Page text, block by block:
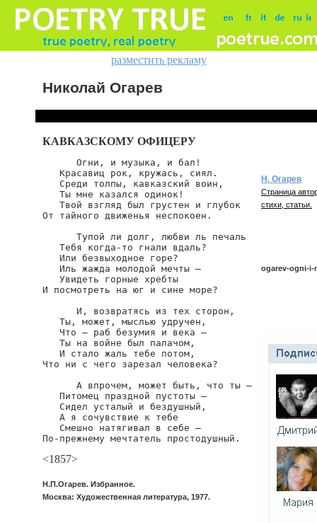
разместить рекламу
Николай Огарев
КАВКАЗСКОМУ ОФИЦЕРУ
      Огни, и музыка, и бал!
   Красавиц рок, кружась, сиял.
   Среди толпы, кавказский воин,
   Ты мне казался одинок!
   Твой взгляд был грустен и глубок
От тайного движенья неспокоен.
      Тупой ли долг, любви ль печаль
   Тебя когда-то гнали вдаль?
   Или безвыходное горе?
   Иль жажда молодой мечты —
   Увидеть горные хребты
И посмотреть на юг и сине море?
      И, возвратясь из тех сторон,
   Ты, может, мыслью удручен,
   Что — раб безумия и века —
   Ты на войне был палачом,
   И стало жаль тебе потом,
Что ни с чего зарезал человека?
      А впрочем, может быть, что ты —
   Питомец праздной пустоты —
   Сидел усталый и бездушный,
   А я сочувствие к тебе
   Смешно натягивал в себе —
По-прежнему мечтатель простодушный.
<1857>
Н.П.Огарев. Избранное.
Москва: Художественная литература, 1977.
Н. Огарев
Страница
стихи, статьи.
ogarev-ogni-i-